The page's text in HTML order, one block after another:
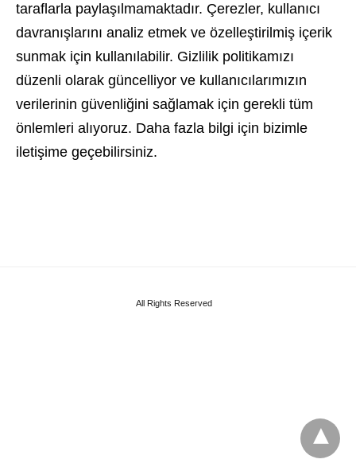
taraflarla paylaşılmamaktadır. Çerezler, kullanıcı
davranışlarını analiz etmek ve özelleştirilmiş içerik
sunmak için kullanılabilir. Gizlilik politikamızı
düzenli olarak güncelliyor ve kullanıcılarımızın
verilerinin güvenliğini sağlamak için gerekli tüm
önlemleri alıyoruz. Daha fazla bilgi için bizimle
iletişime geçebilirsiniz.
All Rights Reserved